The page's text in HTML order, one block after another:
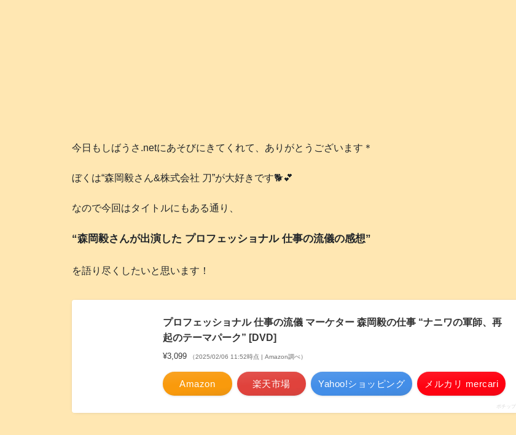
今日もしばうさ.netにあそびにきてくれて、ありがとうございます＊
ぼくは“森岡毅さん&株式会社 刀”が大好きです🐕️💕
なので今回はタイトルにもある通り、
“森岡毅さんが出演した プロフェッショナル 仕事の流儀の感想”
を語り尽くしたいと思います！
プロフェッショナル 仕事の流儀 マーケター 森岡毅の仕事 “ナニワの軍師、再
起のテーマパーク” [DVD]
¥3,099 （2025/02/06 11:52時点 | Amazon調べ）
Amazon 楽天市場 Yahoo!ショッピング メルカリ mercari
ポチップ